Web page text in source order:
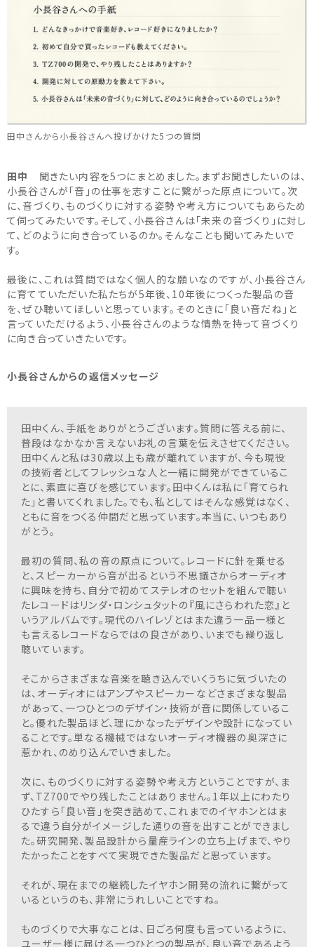
田中さんから小長谷さんへ投げかけた5つの質問
田中
聞きたい内容を5つにまとめました。まずお聞きしたいのは、
小長谷さんが「音」の仕事を志すことに繋がった原点について。次
に、音づくり、ものづくりに対する姿勢や考え方についてもあらため
て伺ってみたいです。そして、小長谷さんは「未来の音づくり」に対し
て、どのように向き合っているのか。そんなことも聞いてみたいで
す。
最後に、これは質問ではなく個人的な願いなのですが、小長谷さん
に育てていただいた私たちが5年後、10年後につくった製品の音
を、ぜひ聴いてほしいと思っています。そのときに「良い音だね」と
言っていただけるよう、小長谷さんのような情熱を持って音づくり
に向き合っていきたいです。
小長谷さんからの返信メッセージ
田中くん、手紙をありがとうございます。質問に答える前に、
普段はなかなか言えないお礼の言葉を伝えさせてください。
田中くんと私は30歳以上も歳が離れていますが、今も現役
の技術者としてフレッシュな人と一緒に開発ができているこ
とに、素直に喜びを感じています。田中くんは私に「育てられ
た」と書いてくれました。でも、私としてはそんな感覚はなく、
ともに音をつくる仲間だと思っています。本当に、いつもあり
がとう。
最初の質問、私の音の原点について。レコードに針を乗せる
と、スピーカーから音が出るという不思議さからオーディオ
に興味を持ち、自分で初めてステレオのセットを組んで聴い
たレコードはリンダ・ロンシュタットの『風にさらわれた恋』と
いうアルバムです。現代のハイレゾとはまた違う一品一様と
も言えるレコードならではの良さがあり、いまでも繰り返し
聴いています。
そこからさまざまな音楽を聴き込んでいくうちに気づいたの
は、オーディオにはアンプやスピーカーなどさまざまな製品
があって、一つひとつのデザイン・技術が音に関係しているこ
と。優れた製品ほど、理にかなったデザインや設計になってい
ることです。単なる機械ではないオーディオ機器の奥深さに
惹かれ、のめり込んでいきました。
次に、ものづくりに対する姿勢や考え方ということですが、ま
ず、TZ700でやり残したことはありません。1年以上にわたり
ひたすら「良い音」を突き詰めて、これまでのイヤホンとはま
るで違う自分がイメージした通りの音を出すことができまし
た。研究開発、製品設計から量産ラインの立ち上げまで、やり
たかったことをすべて実現できた製品だと思っています。
それが、現在までの継続したイヤホン開発の流れに繋がって
いるというのも、非常にうれしいことですね。
ものづくりで大事なことは、日ごろ何度も言っているように、
ユーザー様に届ける一つひとつの製品が、良い音であるよう